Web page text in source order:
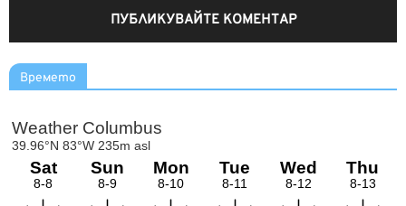
Времето